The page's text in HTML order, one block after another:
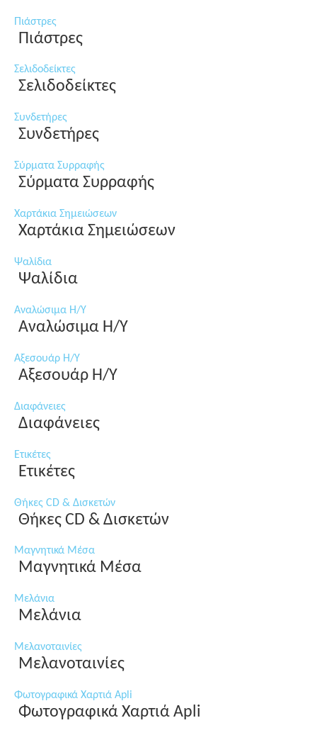
Πιάστρες
Πιάστρες
Σελιδοδείκτες
Σελιδοδείκτες
Συνδετήρες
Συνδετήρες
Σύρματα Συρραφής
Σύρματα Συρραφής
Χαρτάκια Σημειώσεων
Χαρτάκια Σημειώσεων
Ψαλίδια
Ψαλίδια
Αναλώσιμα Η/Υ
Αναλώσιμα Η/Υ
Αξεσουάρ Η/Υ
Αξεσουάρ Η/Υ
Διαφάνειες
Διαφάνειες
Ετικέτες
Ετικέτες
Θήκες CD & Δισκετών
Θήκες CD & Δισκετών
Μαγνητικά Μέσα
Μαγνητικά Μέσα
Μελάνια
Μελάνια
Μελανοταινίες
Μελανοταινίες
Φωτογραφικά Χαρτιά Apli
Φωτογραφικά Χαρτιά Apli